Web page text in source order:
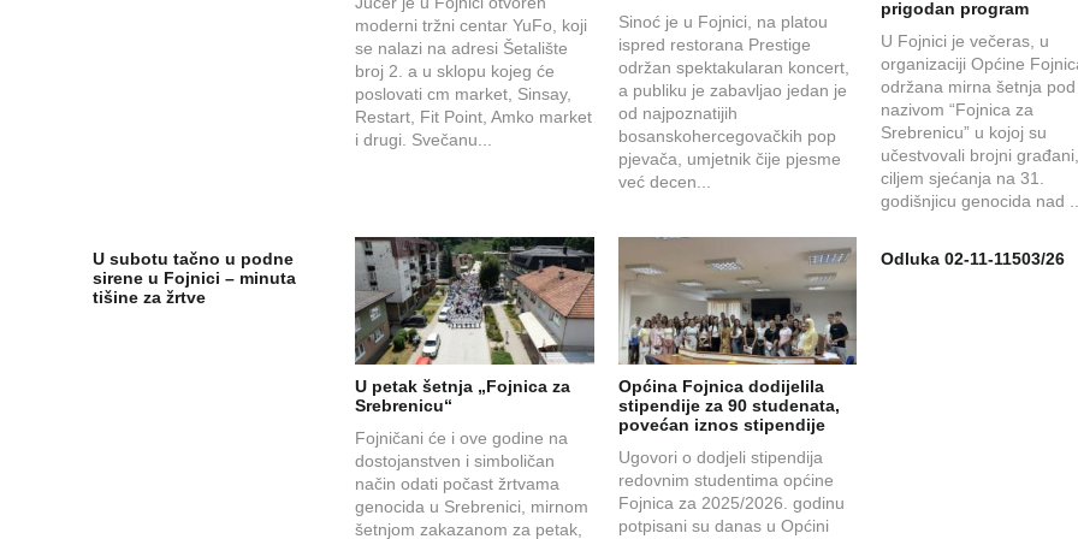
moderni tržni centar YuFo, koji
se nalazi na adresi Šetalište
broj 2. a u sklopu kojeg će
poslovati cm market, Sinsay,
Restart, Fit Point, Amko market
i drugi. Svečanu...
Sinoć je u Fojnici, na platou
ispred restorana Prestige
održan spektakularan koncert,
a publiku je zabavljao jedan je
od najpoznatijih
bosanskohercegovačkih pop
pjevača, umjetnik čije pjesme
već decen...
prigodan program
U Fojnici je večeras, u
organizaciji Općine
održana mirna šetnja pod
nazivom “Fojnica za
Srebrenicu” u kojoj su
učestvovali brojni
ciljem sjećanja na 31.
godišnjicu genocida nad
U subotu tačno u podne
sirene u Fojnici – minuta
tišine za žrtve
U petak šetnja „Fojnica za
Srebrenicu“
Fojničani će i ove godine na
dostojanstven i simboličan
način odati počast žrtvama
genocida u Srebrenici, mirnom
šetnjom zakazanom za petak,
Općina Fojnica dodijelila
stipendije za 90 studenata,
povećan iznos stipendije
Ugovori o dodjeli stipendija
redovnim studentima općine
Fojnica za 2025/2026. godinu
potpisani su danas u Općini
Odluka 02-11-11503/26